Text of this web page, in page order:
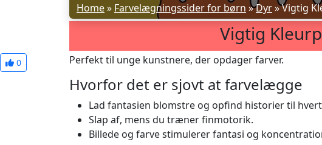
Home» Farvelægningssider for børn »Dyr»Vigtig
Vigtig
0 Perfekt til unge kunstnere, der opdager farver.
Hvorfor det er sjovt at farvelægge
Lad fantasien blomstre og opfind historier til
Slap af, mens du træner finmotorik.
Billede og farve stimulerer fantasi og